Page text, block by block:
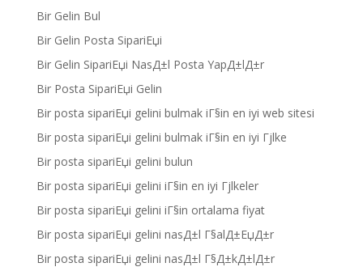
Bir Gelin Bul
Bir Gelin Posta SipariЕџi
Bir Gelin SipariЕџi NasД±l Posta YapД±lД±r
Bir Posta SipariЕџi Gelin
Bir posta sipariЕџi gelini bulmak iГ§in en iyi web sitesi
Bir posta sipariЕџi gelini bulmak iГ§in en iyi Гјlke
Bir posta sipariЕџi gelini bulun
Bir posta sipariЕџi gelini iГ§in en iyi Гјlkeler
Bir posta sipariЕџi gelini iГ§in ortalama fiyat
Bir posta sipariЕџi gelini nasД±l Г§alД±ЕџД±r
Bir posta sipariЕџi gelini nasД±l Г§Д±kД±lД±r